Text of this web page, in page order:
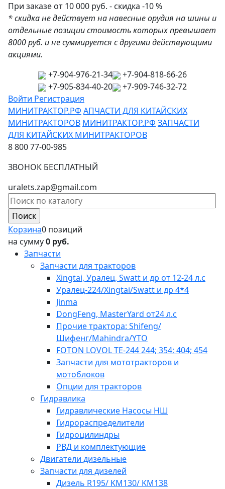
При заказе от 10 000 руб. - скидка -10 %
* скидка не действует на навесные орудия на шины и
отдельные позиции стоимость которых превышает
8000 руб. и не суммируется с другими действующими
акциями.
+7-904-976-21-34
+7-904-818-66-26
+7-905-834-40-20
+7-909-746-32-72
Войти Регистрация
МИНИТРАКТОР.РФ АПЧАСТИ ДЛЯ КИТАЙСКИХ
МИНИТРАКТОРОВ МИНИТРАКТОР.РФ ЗАПЧАСТИ
ДЛЯ КИТАЙСКИХ МИНИТРАКТОРОВ
8 800 77-00-985
ЗВОНОК БЕСПЛАТНЫЙ
uralets.zap@gmail.com
Корзина0 позиций
на сумму0 руб.
Запчасти
Запчасти для тракторов
Xingtai, Уралец, Swatt и др от 12-24 л.с
Уралец-224/Xingtai/Swatt и др 4*4
Jinma
DongFeng, MasterYard от24 л.с
Прочие трактора: Shifeng/
Шифенг/Mahindra/YTO
FOTON LOVOL TE-244 244; 354; 404; 454
Запчасти для мототракторов и
мотоблоков
Опции для тракторов
Гидравлика
Гидравлические Насосы НШ
Гидрораспределители
Гидроцилиндры
РВД и комплектующие
Двигатели дизельные
Запчасти для дизелей
Дизель R195/ KM130/ KM138